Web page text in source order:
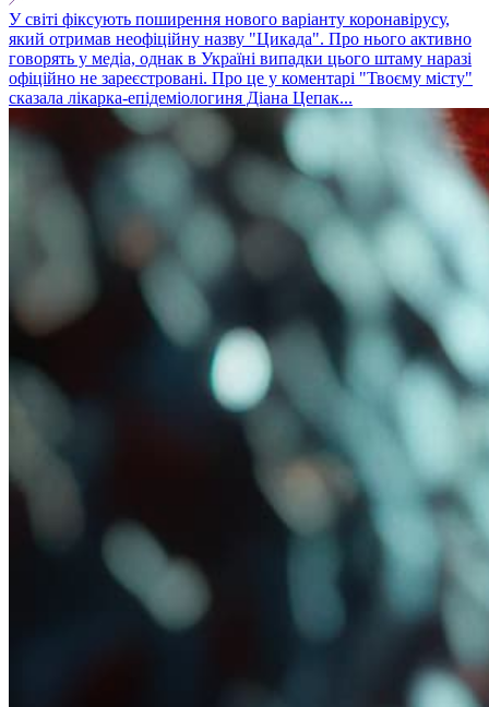
У світі фіксують поширення нового варіанту коронавірусу,
який отримав неофіційну назву "Цикада". Про нього активно
говорять у медіа, однак в Україні випадки цього штаму наразі
офіційно не зареєстровані. Про це у коментарі "Твоєму місту"
сказала лікарка-епідеміологиня Діана Цепак...